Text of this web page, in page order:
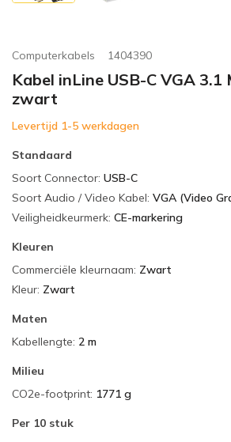
Computerkabels 1404390
Kabel inLine USB-C VGA
zwart
Levertijd 1-5 werkdagen
Standaard
Soort Connector: USB-C
Soort Audio / Video Kabel: VGA (Video
Veiligheidkeurmerk: CE-markering
Kleuren
Commerciële kleurnaam: Zwart
Kleur: Zwart
Maten
Kabellengte: 2 m
Milieu
CO2e-footprint: 1771 g
Per 10 stuk